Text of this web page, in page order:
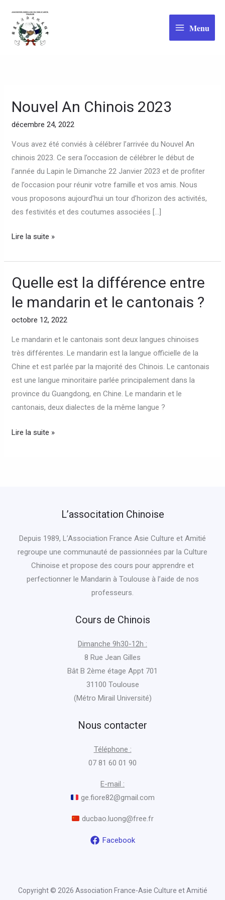
contenu
Menu
Nouvel An Chinois 2023
décembre 24, 2022
Vous avez été conviés à célébrer l’arrivée du Nouvel An
chinois 2023. Ce sera l’occasion de célébrer le début de
l’année du Lapin le Dimanche 22 Janvier 2023 et de profiter
de l’occasion pour réunir votre famille et vos amis. Nous
vous proposons aujourd’hui un tour d’horizon des activités,
des festivités et des coutumes associées […]
Nouvel
Chinois
2023
Lire la suite »
Quelle est la différence entre
le mandarin et le cantonais ?
octobre 12, 2022
Le mandarin et le cantonais sont deux langues chinoises
très différentes. Le mandarin est la langue officielle de la
Chine et est parlée par la majorité des Chinois. Le cantonais
est une langue minoritaire parlée principalement dans la
province du Guangdong, en Chine. Le mandarin et le
cantonais, deux dialectes de la même langue ?
Quelle
est
la
différence
cantonais
Lire la suite »
L’associtation Chinoise
Depuis 1989, L’Association France Asie Culture et Amitié
regroupe une communauté de passionnées par la Culture
Chinoise et propose des cours pour apprendre et
perfectionner le Mandarin à Toulouse à l’aide de nos
professeurs.
Cours de Chinois
Dimanche 9h30-12h :
8 Rue Jean Gilles
Bât B 2ème étage Appt 701
31100 Toulouse
(Métro Mirail Université)
Nous contacter
Téléphone :
07 81 60 01 90
E-mail :
ge.fiore82@gmail.com
ducbao.luong@free.fr
Facebook
Copyright © 2026 Association France-Asie Culture et Amitié